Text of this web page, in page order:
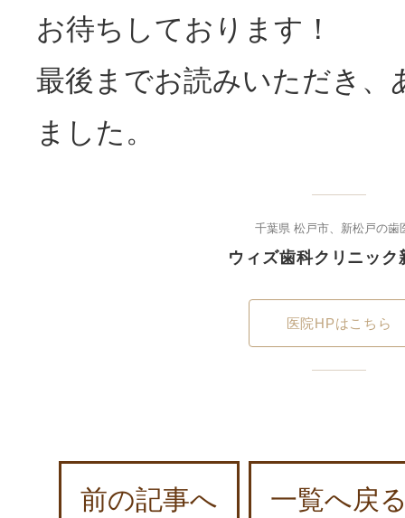
お待ちしております！
最後までお読みいただき、
ました。
千葉県 松戸市、新松戸の歯
ウィズ歯科クリニック
医院HPはこちら
前の記事へ 一覧へ戻